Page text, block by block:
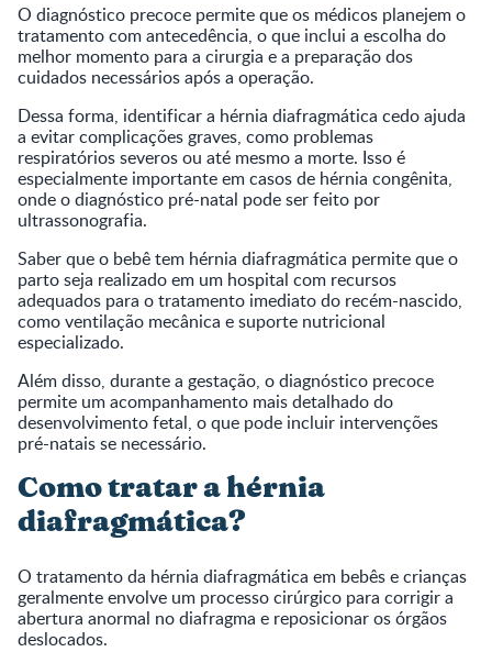
O diagnóstico precoce permite que os médicos planejem o
tratamento com antecedência, o que inclui a escolha do
melhor momento para a cirurgia e a preparação dos
cuidados necessários após a operação.
Dessa forma, identificar a hérnia diafragmática cedo ajuda
a evitar complicações graves, como problemas
respiratórios severos ou até mesmo a morte. Isso é
especialmente importante em casos de hérnia congênita,
onde o diagnóstico pré-natal pode ser feito por
ultrassonografia.
Saber que o bebê tem hérnia diafragmática permite que o
parto seja realizado em um hospital com recursos
adequados para o tratamento imediato do recém-nascido,
como ventilação mecânica e suporte nutricional
especializado.
Além disso, durante a gestação, o diagnóstico precoce
permite um acompanhamento mais detalhado do
desenvolvimento fetal, o que pode incluir intervenções
pré-natais se necessário.
Como tratar a hérnia
diafragmática?
O tratamento da hérnia diafragmática em bebês e crianças
geralmente envolve um processo cirúrgico para corrigir a
abertura anormal no diafragma e reposicionar os órgãos
deslocados.